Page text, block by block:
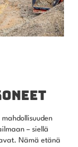
– siellä
Nämä etänä